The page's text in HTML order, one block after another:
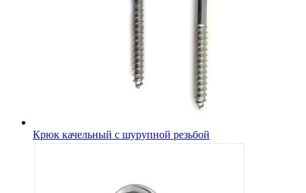
Крюк качельный с шурупной резьбой